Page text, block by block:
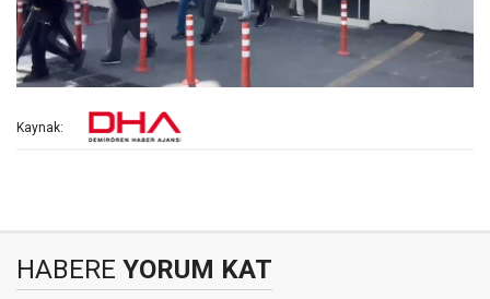
Kaynak:
HABERE YORUM KAT